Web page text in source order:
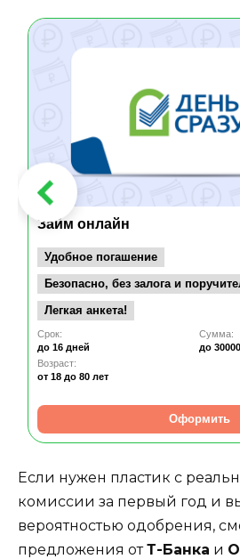
Займ онлайн
Удобное погашение
Безопасно, без залога и
Легкая анкета!
Срок:
до 16 дней
Сумма:
до
Возраст:
от 18 до 80 лет
Оформить
Если нужен пластик с
комиссии за первый год и
вероятностью одобрения,
предложения отТ-Банка и